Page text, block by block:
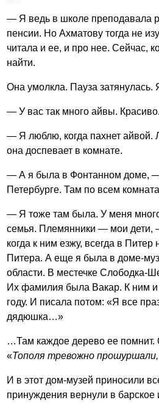
— Я ведь в школе преподавала
пенсии. Но Ахматову тогда не
читала и ее, и про нее. Сейчас,
найти.
Она умолкла. Пауза затянулась.
— У вас так много айвы. Красиво.
— Я люблю, когда пахнет айвой.
она доспевает в комнате.
— А я была в Фонтанном доме,
Петербурге. Там по всем
— Я тоже там была. У меня
семья. Племянники — мои дети,
когда к ним езжу, всегда в
Питера. А еще я была в доме-
области. В местечке Слободка-
Их фамилия была Вакар. К ним и
году. И писала потом: «Я все
дядюшка…»
…Там каждое дерево ее помнит.
«Тополя тревожно
И в этот дом-музей приносили
принуждения вернули в барское